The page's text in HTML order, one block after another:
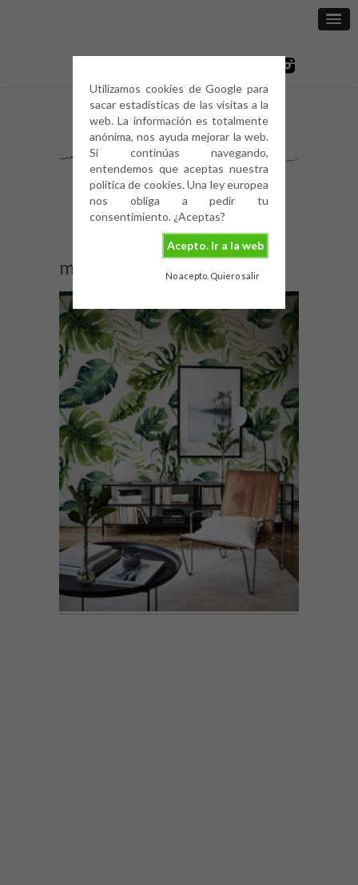
Utilizamos cookies de Google para
sacar estadísticas de las visitas a la
web. La información es totalmente
anónima, nos ayuda mejorar la web.
Si continúas navegando,
entendemos que aceptas nuestra
política de cookies. Una ley europea
nos obliga a pedir tu
consentimiento. ¿Aceptas?
Acepto. Ir a la web
No acepto. Quiero salir
monstera (1)